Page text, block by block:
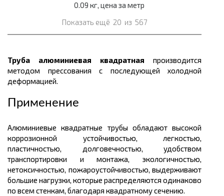
0.09 кг, цена за метр
Показать ещё 20 из 567
Труба алюминиевая квадратная производится
методом прессования с последующей холодной
деформацией.
Применение
Алюминиевые квадратные трубы обладают высокой
коррозионной устойчивостью, легкостью,
пластичностью, долговечностью, удобством
транспортировки и монтажа, экологичностью,
нетоксичностью, пожароустойчивостью, выдерживают
большие нагрузки, которые распределяются одинаково
по всем стенкам, благодаря квадратному сечению.